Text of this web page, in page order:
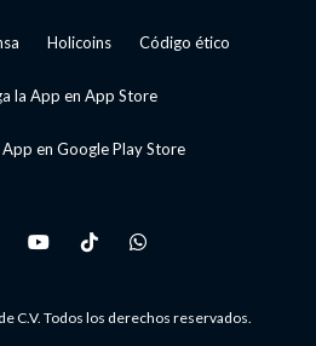
Holicoins Código ético
la App en App Store
en Google Play Store
C.V. Todos los derechos reservados.